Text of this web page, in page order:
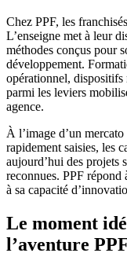
Chez PPF, les
L’enseigne met à leur
méthodes conçus pour
développement.
opérationnel,
parmi les leviers
agence.
À l’image d’un
rapidement saisies, les
aujourd’hui des projets
reconnues. PPF répond
à sa capacité
Le moment
l’aventure